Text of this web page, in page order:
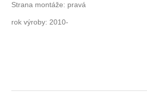
Strana montáže: pravá
rok výroby: 2010-